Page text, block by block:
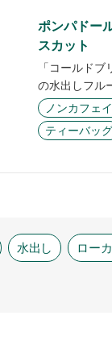
ポンパドー
スカット
「コールド
の水出しフル
ノンカフェ
ティーバッグ
水出し ロー